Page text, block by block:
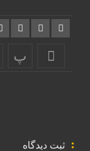
پ
ثبت دیدگاه